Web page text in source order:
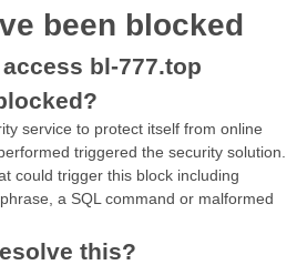
been blocked
bl-777.top
service to protect itself from online
triggered the security solution.
could trigger this block including
a SQL command or malformed
this?